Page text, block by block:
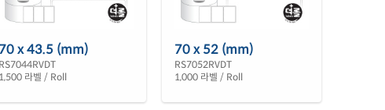
70 x 43.5 (mm)
RS7044RVDT
1,500 라벨 / Roll
70 x 52 (mm)
RS7052RVDT
1,000 라벨 / Roll